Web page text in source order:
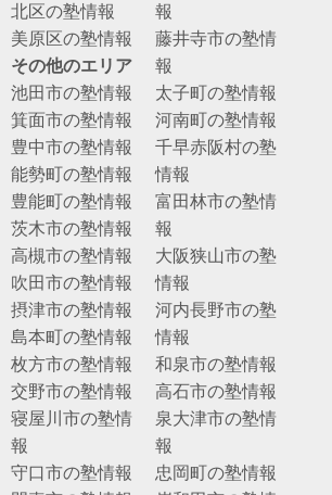
北区の塾情報
美原区の塾情報
その他のエリア
池田市の塾情報
箕面市の塾情報
豊中市の塾情報
能勢町の塾情報
豊能町の塾情報
茨木市の塾情報
高槻市の塾情報
吹田市の塾情報
摂津市の塾情報
島本町の塾情報
枚方市の塾情報
交野市の塾情報
寝屋川市の塾情
報
守口市の塾情報
報
藤井寺市の塾情
報
太子町の塾情報
河南町の塾情報
千早赤阪村の塾
情報
富田林市の塾情
報
大阪狭山市の塾
情報
河内長野市の塾
情報
和泉市の塾情報
高石市の塾情報
泉大津市の塾情
報
忠岡町の塾情報